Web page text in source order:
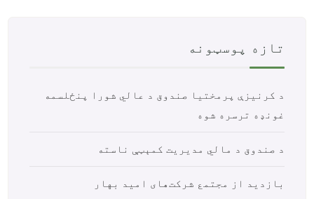
تازه پوسټونه
د کرنیزې پرمختیا صندوق د عالي شورا پنځلسمه
غونډه ترسره شوه
د صندوق د مالي مدیریت کمېټې ناسته
بازدید از مجتمع شرکت‌های امید بهار